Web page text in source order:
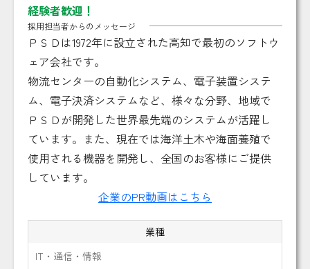
経験者歓迎！
採用担当者からのメッセージ
ＰＳＤは1972年に設立された高知で最初のソフトウ
ェア会社です。
物流センターの自動化システム、電子装置システ
ム、電子決済システムなど、様々な分野、地域で
ＰＳＤが開発した世界最先端のシステムが活躍し
ています。また、現在では海洋土木や海面養殖で
使用される機器を開発し、全国のお客様にご提供
しています。
企業のPR動画はこちら
業種
IT・通信・情報